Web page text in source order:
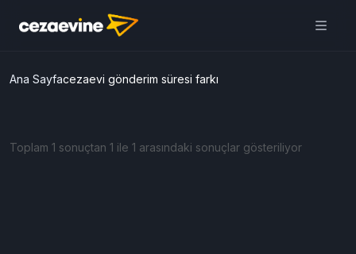
Ana Sayfacezaevi gönderim süresi farkı
Toplam 1 sonuçtan 1 ile 1 arasındaki sonuçlar gösteriliyor